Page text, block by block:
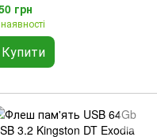
грн
Купити